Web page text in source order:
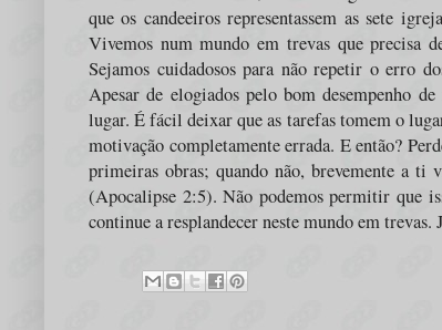
que os candeeiros representassem as sete
Vivemos num mundo em trevas que precisa
Sejamos cuidadosos para não repetir o erro
Apesar de elogiados pelo bom desempenho
lugar. É fácil deixar que as tarefas tomem o
motivação completamente errada. E então?
primeiras obras; quando não, brevemente a
(Apocalipse 2:5). Não podemos permitir que
continue a resplandecer neste mundo em trevas.